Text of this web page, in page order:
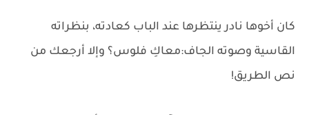
كان أخوها نادر ينتظرها عند الباب كعادته، بنظراته
القاسية وصوته الجاف:معاكِ فلوس؟ وإلا أرجعك من
نص الطريق!